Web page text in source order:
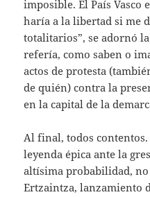
imposible. El País Vasco
haría a la libertad si me
totalitarios”, se adornó
refería, como saben o
actos de protesta
de quién) contra la
en la capital de la
Al final, todos
leyenda épica ante la
altísima probabilidad,
Ertzaintza, lanzamiento